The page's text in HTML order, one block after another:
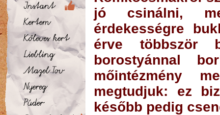
jó csinálni,
érdekességre
érve többször
borostyánnal
mőintézmény
megtudjuk: ez
később pedig